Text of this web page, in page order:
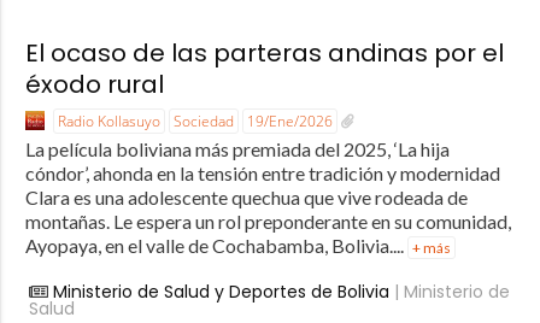
El ocaso de las parteras andinas por el
éxodo rural
Radio Kollasuyo Sociedad 19/Ene/2026
La película boliviana más premiada del 2025, ‘La hija
cóndor’, ahonda en la tensión entre tradición y modernidad
Clara es una adolescente quechua que vive rodeada de
montañas. Le espera un rol preponderante en su comunidad,
Ayopaya, en el valle de Cochabamba, Bolivia.... + más
Ministerio de Salud y Deportes de Bolivia | Ministerio de
Salud